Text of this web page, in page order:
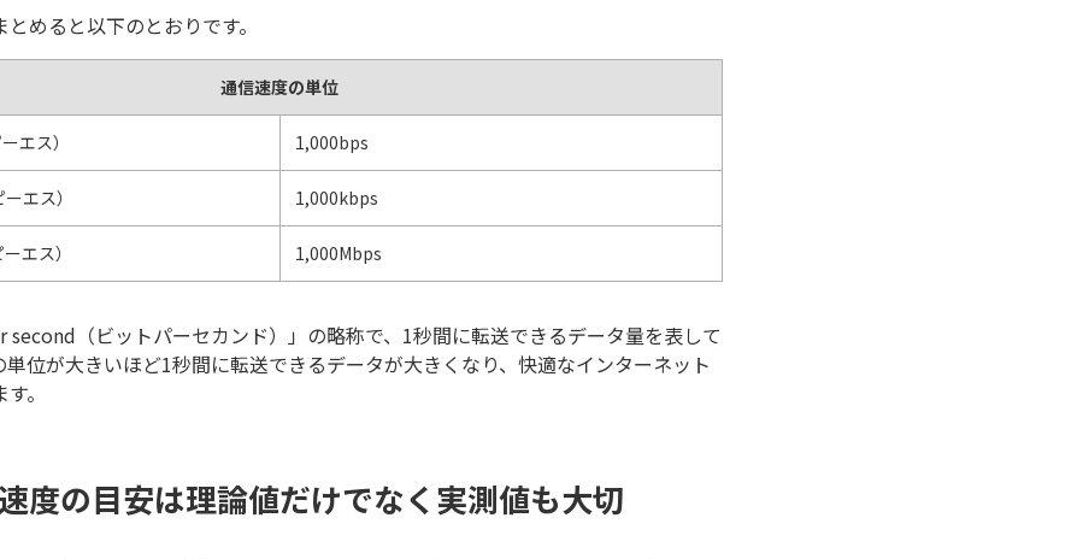
めると以下のとおりです。
通信速度の単位
エス） 1,000bps
エス） 1,000kbps
エス） 1,000Mbps
second（ビットパーセカンド）」の略称で、1秒間に転送できるデータ量を表して
単位が大きいほど1秒間に転送できるデータが大きくなり、快適なインターネット
。
度の目安は理論値だけでなく実測値も大切